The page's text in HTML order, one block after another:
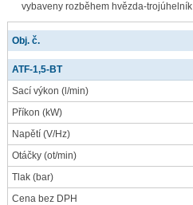
vybaveny rozběhem hvězda-trojúhelník
Obj. č.
ATF-1,5-BT
Sací výkon (l/min)
Příkon (kW)
Napětí (V/Hz)
Otáčky (ot/min)
Tlak (bar)
Cena bez DPH